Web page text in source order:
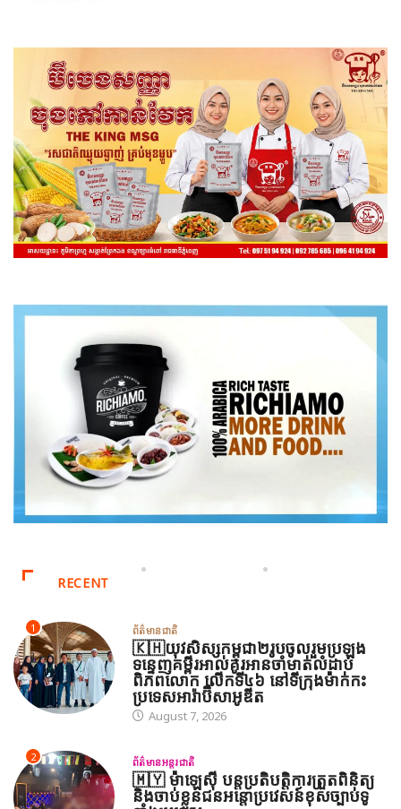
RECENT
1 ព័ត៌មានជាតិ
🇰🇭យុវសិស្សកម្ពុជា២រូបចូលរួមប្រឡង
ទន្ទេញគម្ពីរអាល់គូរអានចាំមាត់លំដាប់
ពិភពលោក លើកទី៤៦ នៅទីក្រុងម៉ាក់កះ
ប្រទេសអារ៉ាប៊ីសាអូឌីត
August 7, 2026
2 ព័ត៌មានអន្តរជាតិ
🇲🇾 ម៉ាឡេស៊ី បន្តប្រតិបត្តិការត្រួតពិនិត្យ
និងចាប់ខ្លួនជនអន្តោប្រវេសន៍ខុសច្បាប់ទូ